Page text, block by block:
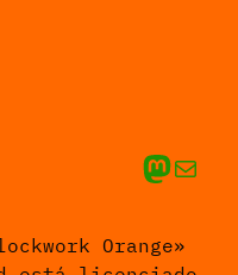
Mis cosas en
Envíame
Orange»